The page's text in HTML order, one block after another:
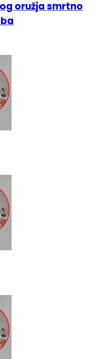
oružja smrtno